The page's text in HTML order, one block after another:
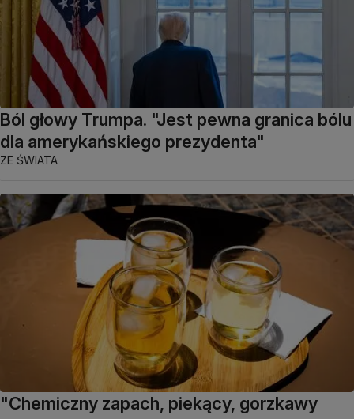
Ból głowy Trumpa. "Jest pewna granica bólu
dla amerykańskiego prezydenta"
ZE ŚWIATA
"Chemiczny zapach, piekący, gorzkawy